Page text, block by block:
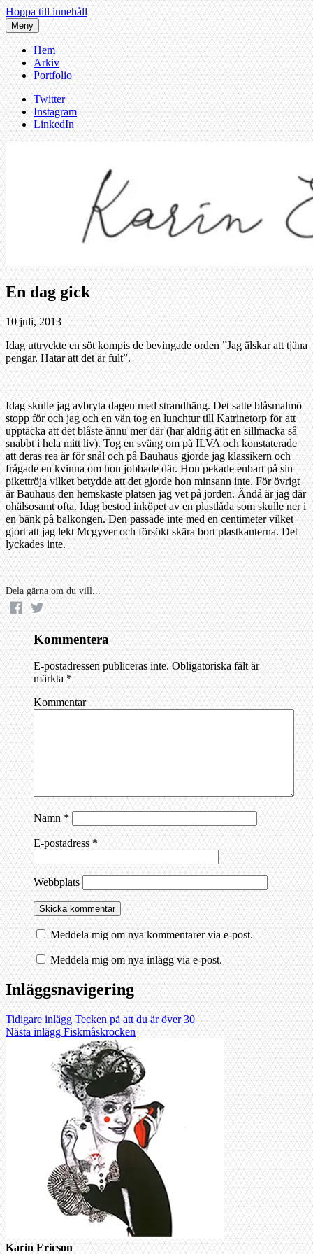
Hoppa till innehåll
Meny
Hem
Arkiv
Portfolio
Twitter
Instagram
LinkedIn
Karin af Malmoe
En dag gick
10 juli, 2013
Idag uttryckte en söt kompis de bevingade orden ”Jag älskar att tjäna
pengar. Hatar att det är fult”.
Idag skulle jag avbryta dagen med strandhäng. Det satte blåsmalmö
stopp för och jag och en vän tog en lunchtur till Katrinetorp för att
upptäcka att det blåste ännu mer där (har aldrig ätit en sillmacka så
snabbt i hela mitt liv). Tog en sväng om på ILVA och konstaterade
att deras rea är för snål och på Bauhaus gjorde jag klassikern och
frågade en kvinna om hon jobbade där. Hon pekade enbart på sin
pikettröja vilket betydde att det gjorde hon minsann inte. För övrigt
är Bauhaus den hemskaste platsen jag vet på jorden. Ändå är jag där
ohälsosamt ofta. Idag bestod inköpet av en plastlåda som skulle ner i
en bänk på balkongen. Den passade inte med en centimeter vilket
gjort att jag lekt Mcgyver och försökt skära bort plastkanterna. Det
lyckades inte.
Dela gärna om du vill...
Kommentera
E-postadressen publiceras inte.Obligatoriska fält är
märkta *
Kommentar
Namn*
E-postadress*
Webbplats
Meddela mig om nya kommentarer via e-post.
Meddela mig om nya inlägg via e-post.
Inläggsnavigering
Tidigare inläggTecken på att du är över 30
Nästa inläggFiskmåskrocken
Karin Ericson